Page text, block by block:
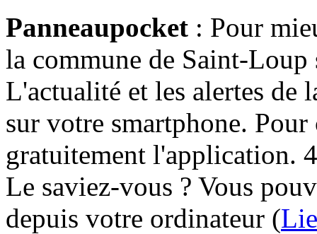
Panneaupocket : Pour
la commune de Saint-Loup
L'actualité et les alertes de
sur votre smartphone.
gratuitement l'application.
Le saviez-vous ? Vous
depuis votre ordinateur (